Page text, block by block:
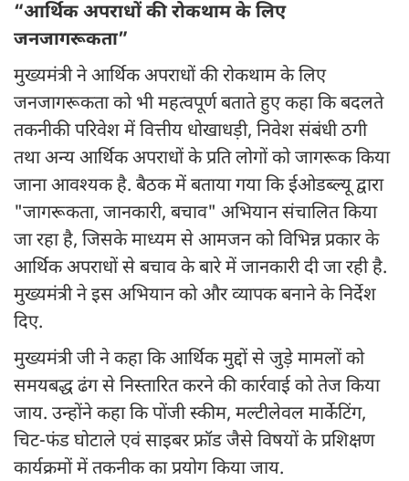
“आर्थिक अपराधों की रोकथाम के लिए
जनजागरूकता”
मुख्यमंत्री ने आर्थिक अपराधों की रोकथाम के लिए
जनजागरूकता को भी महत्वपूर्ण बताते हुए कहा कि बदलते
तकनीकी परिवेश में वित्तीय धोखाधड़ी, निवेश संबंधी ठगी
तथा अन्य आर्थिक अपराधों के प्रति लोगों को जागरूक किया
जाना आवश्यक है. बैठक में बताया गया कि ईओडब्ल्यू द्वारा
"जागरूकता, जानकारी, बचाव" अभियान संचालित किया
जा रहा है, जिसके माध्यम से आमजन को विभिन्न प्रकार के
आर्थिक अपराधों से बचाव के बारे में जानकारी दी जा रही है.
मुख्यमंत्री ने इस अभियान को और व्यापक बनाने के निर्देश
दिए.
मुख्यमंत्री जी ने कहा कि आर्थिक मुद्दों से जुड़े मामलों को
समयबद्ध ढंग से निस्तारित करने की कार्रवाई को तेज किया
जाय. उन्होंने कहा कि पोंजी स्कीम, मल्टीलेवल मार्केटिंग,
चिट-फंड घोटाले एवं साइबर फ्रॉड जैसे विषयों के प्रशिक्षण
कार्यक्रमों में तकनीक का प्रयोग किया जाय.